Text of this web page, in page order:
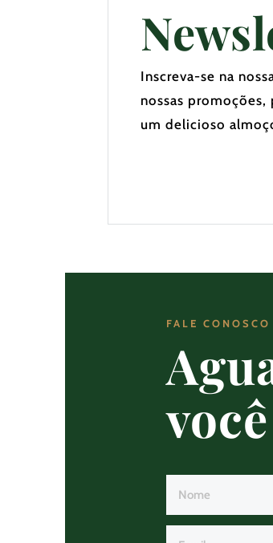
Inscreva-se na
nossas
um delicioso
FALE CONOSCO